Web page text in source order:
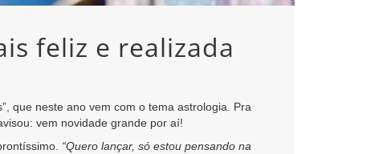
feliz e realizada
que neste ano vem com o tema astrologia. Pra
vem novidade grande por aí!
“Quero lançar, só estou pensando na